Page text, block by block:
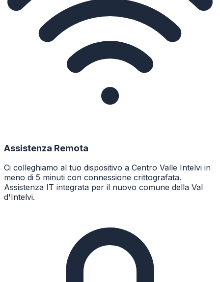
Assistenza Remota
Ci colleghiamo al tuo dispositivo a Centro Valle Intelvi in
meno di 5 minuti con connessione crittografata.
Assistenza IT integrata per il nuovo comune della Val
d'Intelvi.